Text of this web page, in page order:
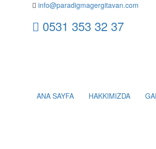
info@paradigmagergitavan.com
0531 353 32 37
ANA SAYFA HAKKIMIZDA